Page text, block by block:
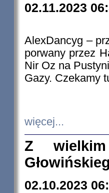
02.11.2023
AlexDancyg –
porwany przez
Nir Oz na
Gazy. Czekamy
więcej...
Z
02.10.2023